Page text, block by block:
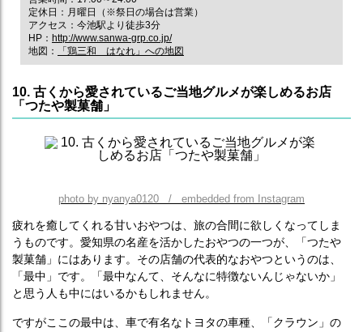
定休日：月曜日（※祭日の場合は営業）
アクセス：今池駅より徒歩3分
HP： http://www.sanwa-grp.co.jp/
地図：
「鶏三和 はなれ」への地図
10. 古くから愛されているご当地グルメが楽しめるお店
「つたや製菓舗」
photo by nyanya0120 / embedded from Instagram
疲れを癒してくれる甘いおやつは、旅の合間に欲しくなってしま
うものです。愛知県の名産を活かしたおやつの一つが、「つたや
製菓舗」にはあります。その店舗の代表的なおやつというのは、
「最中」です。「最中なんて、そんなに特徴ないんじゃないか」
と思う人も中にはいるかもしれません。
ですがここの最中は、車で有名なトヨタの車種、「クラウン」の